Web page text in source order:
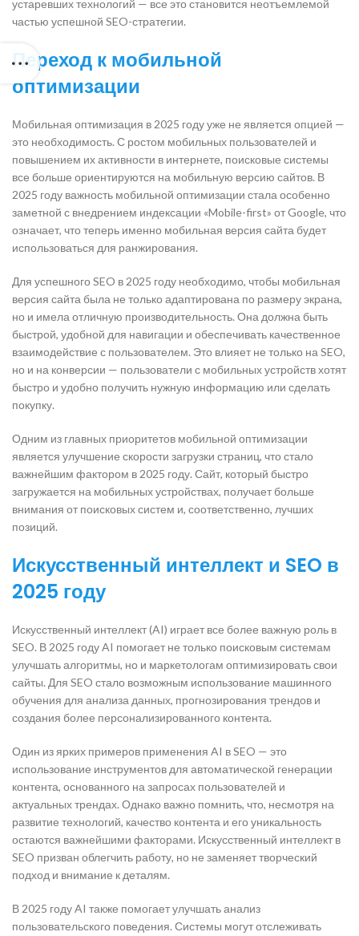
устаревших технологий — все это становится неотъемлемой
частью успешной SEO-стратегии.
Переход к мобильной
оптимизации
Мобильная оптимизация в 2025 году уже не является опцией —
это необходимость. С ростом мобильных пользователей и
повышением их активности в интернете, поисковые системы
все больше ориентируются на мобильную версию сайтов. В
2025 году важность мобильной оптимизации стала особенно
заметной с внедрением индексации «Mobile-first» от Google, что
означает, что теперь именно мобильная версия сайта будет
использоваться для ранжирования.
Для успешного SEO в 2025 году необходимо, чтобы мобильная
версия сайта была не только адаптирована по размеру экрана,
но и имела отличную производительность. Она должна быть
быстрой, удобной для навигации и обеспечивать качественное
взаимодействие с пользователем. Это влияет не только на SEO,
но и на конверсии — пользователи с мобильных устройств хотят
быстро и удобно получить нужную информацию или сделать
покупку.
Одним из главных приоритетов мобильной оптимизации
является улучшение скорости загрузки страниц, что стало
важнейшим фактором в 2025 году. Сайт, который быстро
загружается на мобильных устройствах, получает больше
внимания от поисковых систем и, соответственно, лучших
позиций.
Искусственный интеллект и SEO в
2025 году
Искусственный интеллект (AI) играет все более важную роль в
SEO. В 2025 году AI помогает не только поисковым системам
улучшать алгоритмы, но и маркетологам оптимизировать свои
сайты. Для SEO стало возможным использование машинного
обучения для анализа данных, прогнозирования трендов и
создания более персонализированного контента.
Один из ярких примеров применения AI в SEO — это
использование инструментов для автоматической генерации
контента, основанного на запросах пользователей и
актуальных трендах. Однако важно помнить, что, несмотря на
развитие технологий, качество контента и его уникальность
остаются важнейшими факторами. Искусственный интеллект в
SEO призван облегчить работу, но не заменяет творческий
подход и внимание к деталям.
В 2025 году AI также помогает улучшать анализ
пользовательского поведения. Системы могут отслеживать